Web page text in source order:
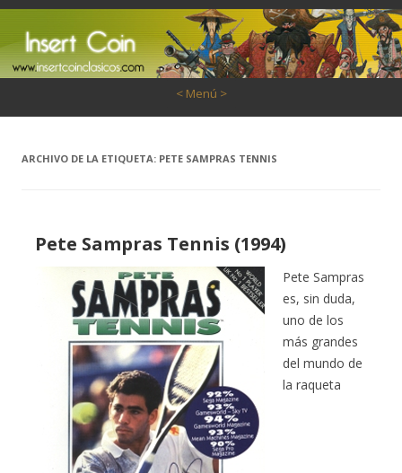
< Menú >
ARCHIVO DE LA ETIQUETA: PETE SAMPRAS TENNIS
Pete Sampras Tennis (1994)
Pete Sampras
es, sin duda,
uno de los
más grandes
del mundo de
la raqueta